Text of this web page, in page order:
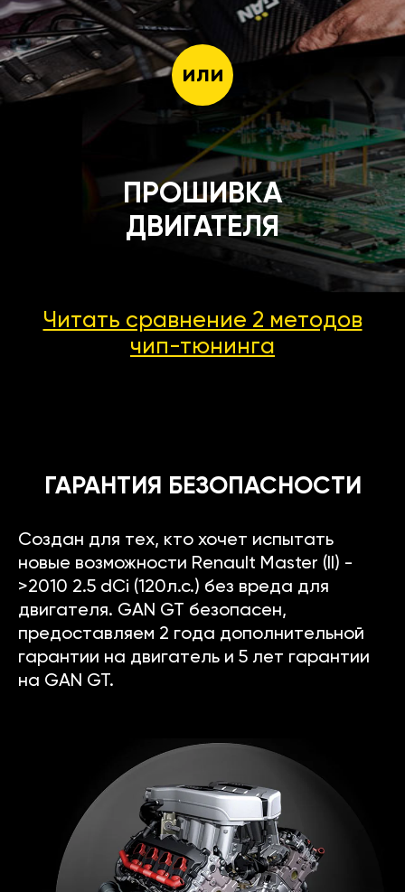
или
ПРОШИВКА
ДВИГАТЕЛЯ
Читать сравнение 2 методов
чип-тюнинга
ГАРАНТИЯ БЕЗОПАСНОСТИ
Создан для тех, кто хочет испытать
новые возможности Renault Master (II) -
>2010 2.5 dCi (120л.с.) без вреда для
двигателя. GAN GT безопасен,
предоставляем 2 года дополнительной
гарантии на двигатель и 5 лет гарантии
на GAN GT.